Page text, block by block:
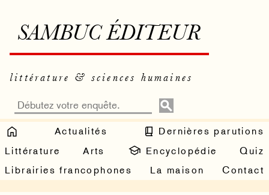
SAMBUC ÉDITEUR
littérature & sciences humaines
Actualités
Dernières parutions
Littérature
Arts Encyclopédie
Quiz
Librairies francophones
La maison Contact